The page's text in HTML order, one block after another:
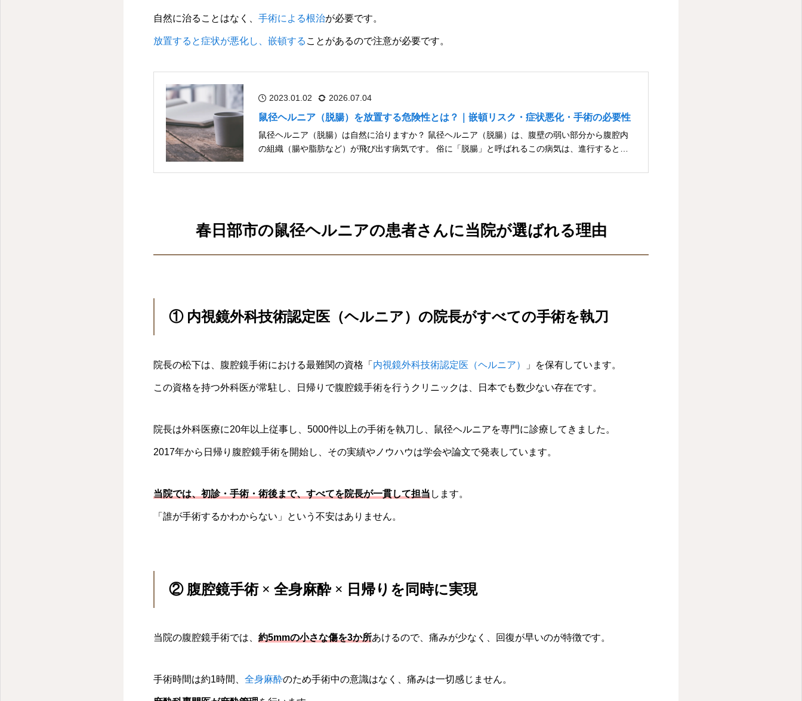
自然に治ることはなく、 手術による根治が必要です。
放置すると症状が悪化し、嵌頓する ことがあるので注意が必要です。
2023.01.02 2026.07.04
鼠径ヘルニア（脱腸）を放置する危険性とは？｜嵌頓リスク・症状悪化・手術の必要性
鼠径ヘルニア（脱腸）は自然に治りますか？ 鼠径ヘルニア（脱腸）は、腹壁の弱い部分から腹腔内
の組織（腸や脂肪など）が飛び出す病気です。 俗に「脱腸」と呼ばれるこの病気は、進行すると日
ません。 ...
春日部市の鼠径ヘルニアの患者さんに当院が選ばれる理由
① 内視鏡外科技術認定医（ヘルニア）の院長がすべての手術を執刀
院長の松下は、腹腔鏡手術における最難関の資格「 内視鏡外科技術認定医（ヘルニア） 」を保有しています。
この資格を持つ外科医が常駐し、日帰りで腹腔鏡手術を行うクリニックは、日本でも数少ない存在です。
院長は外科医療に20年以上従事し、5000件以上の手術を執刀し、鼠径ヘルニアを専門に診療してきました。
2017年から日帰り腹腔鏡手術を開始し、その実績やノウハウは学会や論文で発表しています。
当院では、初診・手術・術後まで、すべてを院長が一貫して担当 します。
「誰が手術するかわからない」という不安はありません。
② 腹腔鏡手術 × 全身麻酔 × 日帰りを同時に実現
当院の腹腔鏡手術では、 約5mmの小さな傷を3か所あけるので、痛みが少なく、回復が早いのが特徴です。
手術時間は約1時間、 全身麻酔のため手術中の意識はなく、痛みは一切感じません。